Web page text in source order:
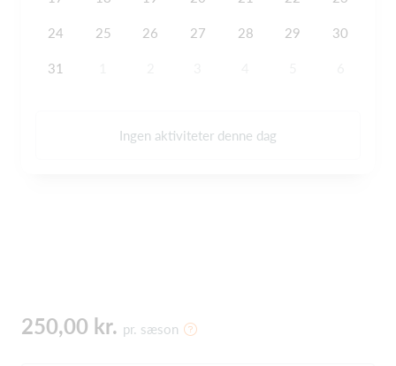
24 25 26 27 28 29 30
31
Ingen aktiviteter denne dag
250,00 kr. pr. sæson